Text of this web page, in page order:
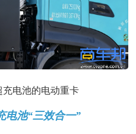
电池的电动重卡
电池“三效合一”